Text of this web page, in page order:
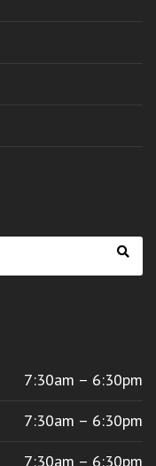
7:30am – 6:30pm
7:30am – 6:30pm
7:30am – 6:30pm